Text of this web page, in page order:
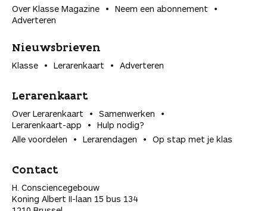
Over Klasse Magazine
Neem een abonnement
Adverteren
Nieuwsbrieven
Klasse Lerarenkaart Adverteren
Lerarenkaart
Over Lerarenkaart
Samenwerken
Lerarenkaart-app
Hulp nodig?
Alle voordelen
Lerarendagen Op stap met je klas
Contact
H. Consciencegebouw
Koning Albert II-laan 15 bus 134